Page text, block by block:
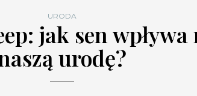
URODA
jak sen wpływa
urodę?